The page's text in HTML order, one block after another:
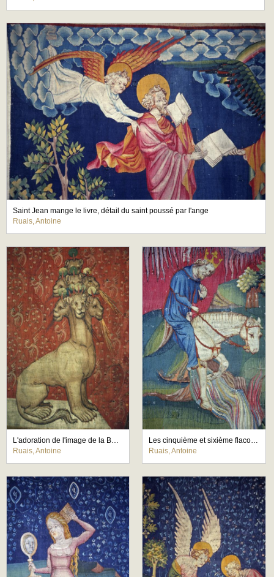
Saint Jean mange le livre, détail du saint poussé par l'ange
Ruais, Antoine
L'adoration de l'image de la Bête, détail de la Bête
Ruais, Antoine
Les cinquième et sixième flacons versés sur le trône et l'Euphrate, détail du cavalier
Ruais, Antoine